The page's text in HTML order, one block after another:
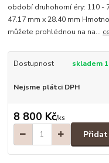
období druhohorní éry: 110
47.17 mm x 28.40 mm
můžete prohlédnou na na...
Dostupnost skladem
Nejsme plátci DPH
8 800 Kč/ks